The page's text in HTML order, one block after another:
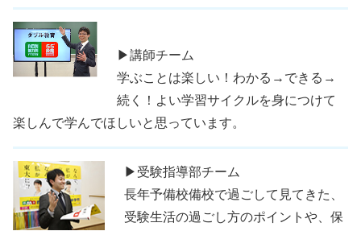
▶講師チーム
学ぶことは楽しい！わかる→できる→
続く！よい学習サイクルを身につけて
楽しんで学んでほしいと思っています。
▶受験指導部チーム
長年予備校備校で過ごして見てきた、
受験生活の過ごし方のポイントや、保